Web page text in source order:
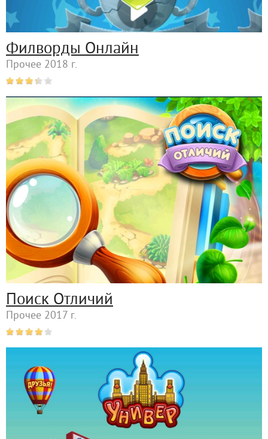
Филворды Онлайн
Прочее 2018 г.
Поиск Отличий
Прочее 2017 г.